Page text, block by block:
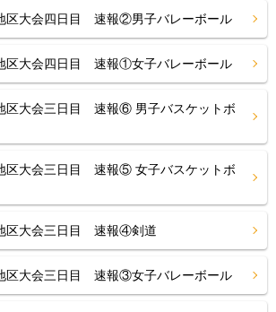
区大会四日目 速報②男子バレーボール
区大会四日目 速報①女子バレーボール
区大会三日目 速報⑥ 男子バスケットボ
区大会三日目 速報⑤ 女子バスケットボ
区大会三日目 速報④剣道
区大会三日目 速報③女子バレーボール